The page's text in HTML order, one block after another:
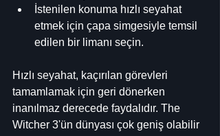
İstenilen konuma hızlı seyahat
etmek için çapa simgesiyle temsil
edilen bir limanı seçin.
Hızlı seyahat, kaçırılan görevleri
tamamlamak için geri dönerken
inanılmaz derecede faydalıdır. The
Witcher 3'ün dünyası çok geniş olabilir